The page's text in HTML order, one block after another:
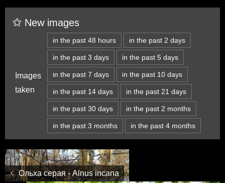
New images
Images
taken
in the past 48 hours in the past 2 days
in the past 3 days in the past 5 days
in the past 7 days in the past 10 days
in the past 14 days in the past 21 days
in the past 30 days in the past 2 months
in the past 3 months in the past 4 months
Ольха серая - Alnus incana